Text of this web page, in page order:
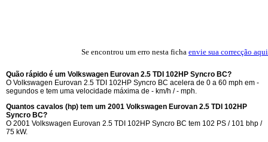
Se encontrou um erro nesta ficha envie sua correcção aqui
Quão rápido é um Volkswagen Eurovan 2.5 TDI 102HP Syncro BC?
O Volkswagen Eurovan 2.5 TDI 102HP Syncro BC acelera de 0 a 60 mph em -
segundos e tem uma velocidade máxima de - km/h / - mph.
Quantos cavalos (hp) tem um 2001 Volkswagen Eurovan 2.5 TDI 102HP
Syncro BC?
O 2001 Volkswagen Eurovan 2.5 TDI 102HP Syncro BC tem 102 PS / 101 bhp /
75 kW.